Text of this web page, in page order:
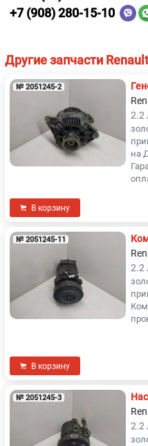
+7 (908) 280-15-10
Другие запчасти
№ 2051245-2
2.2
на
В корзину
№ 2051245-11
2.2
В корзину
№ 2051245-3
2.2